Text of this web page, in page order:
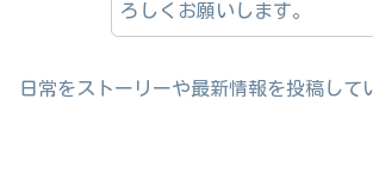
ろしくお願いします。
日常をストーリーや最新情報を投稿して